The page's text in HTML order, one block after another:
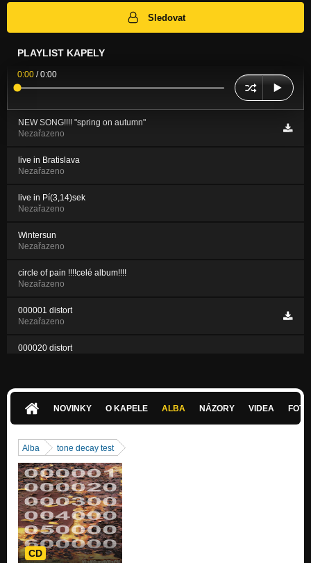
Sledovat
PLAYLIST KAPELY
0:00 /0:00
NEW SONG!!!! "spring on autumn"
Nezařazeno
live in Bratislava
Nezařazeno
live in Pí(3,14)sek
Nezařazeno
Wintersun
Nezařazeno
circle of pain !!!!celé album!!!!
Nezařazeno
000001 distort
Nezařazeno
000020 distort
NOVINKY O KAPELE ALBA NÁZORY VIDEA
Alba tone decay test
CD